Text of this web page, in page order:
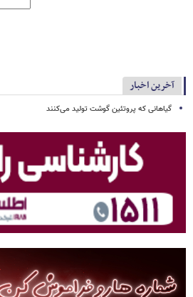
آخرین اخبار
گیاهانی که پروتئین گوشت تولید می‌کنند